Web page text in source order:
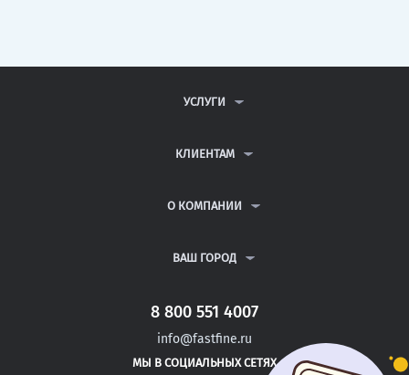
УСЛУГИ
ДИПЛОМНЫЕ РАБОТЫ
РЕФЕРАТЫ
КЛИЕНТАМ
ВОПРОСЫ И ОТВЕТЫ
ПОЛИТИКА КОНФИДЕНЦИАЛЬНОСТИ
О КОМПАНИИ
КОНТАКТЫ
ВАШ ГОРОД
САНКТ-ПЕТЕРБУРГ
ЗЕЛЕНОГОРСК
КОЛА
8 800 551 4007
info@fastfine.ru
МЫ В СОЦИАЛЬНЫХ СЕТЯХ